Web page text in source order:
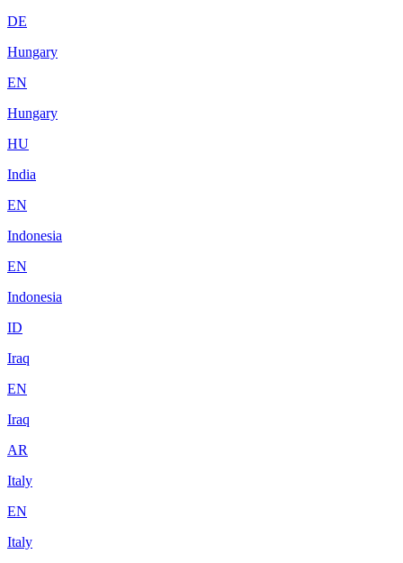
DE
Hungary
EN
Hungary
HU
India
EN
Indonesia
EN
Indonesia
ID
Iraq
EN
Iraq
AR
Italy
EN
Italy